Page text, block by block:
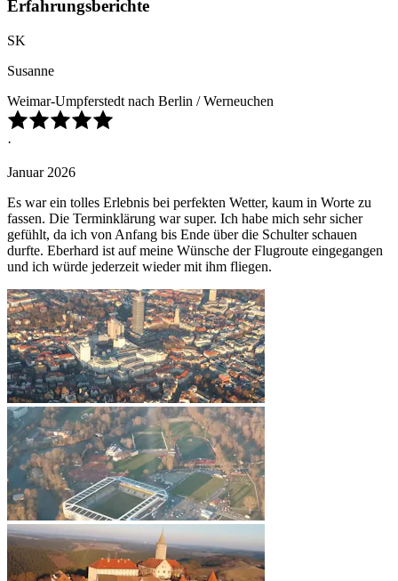
Erfahrungsberichte
SK
Susanne
Weimar-Umpferstedt nach Berlin / Werneuchen
·
Januar 2026
Es war ein tolles Erlebnis bei perfekten Wetter, kaum in Worte zu
fassen. Die Terminklärung war super. Ich habe mich sehr sicher
gefühlt, da ich von Anfang bis Ende über die Schulter schauen
durfte. Eberhard ist auf meine Wünsche der Flugroute eingegangen
und ich würde jederzeit wieder mit ihm fliegen.